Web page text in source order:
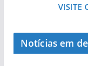
VISITE
Notícias em
Milagre da
Algarve